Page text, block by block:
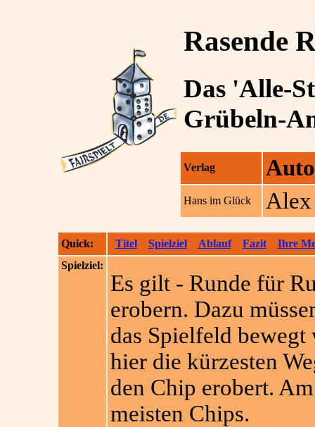
Rasende
Das 'Alle-
Grübeln-
Verlag
Hans im Glück
Quick: Titel Spielziel Ablauf Fazit
Ihre
Spielziel:
Es gilt - Runde für
erobern. Dazu
das Spielfeld
hier die kürzesten
den Chip erobert.
meisten Chips.